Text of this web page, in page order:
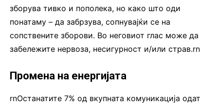
зборува тивко и пополека, но како што оди
понатаму – да забрзува, сопнувајќи се на
сопствените зборови. Во неговиот глас може да
забележите нервоза, несигурност и/или страв.rn
Промена на енергијата
rnОстанатите 7% од вкупната комуникација одат